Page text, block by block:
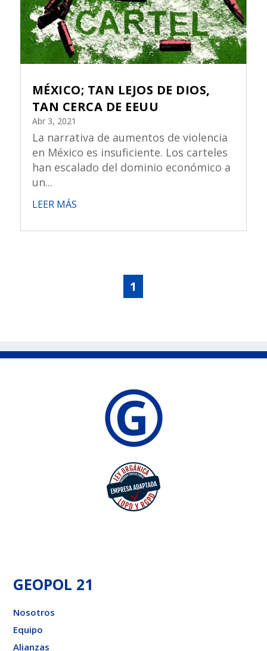
MÉXICO; TAN LEJOS DE DIOS,
TAN CERCA DE EEUU
Abr 3, 2021
La narrativa de aumentos de violencia
en México es insuficiente. Los carteles
han escalado del dominio económico a
un...
LEER MÁS
1
GEOPOL 21
Nosotros
Equipo
Alianzas